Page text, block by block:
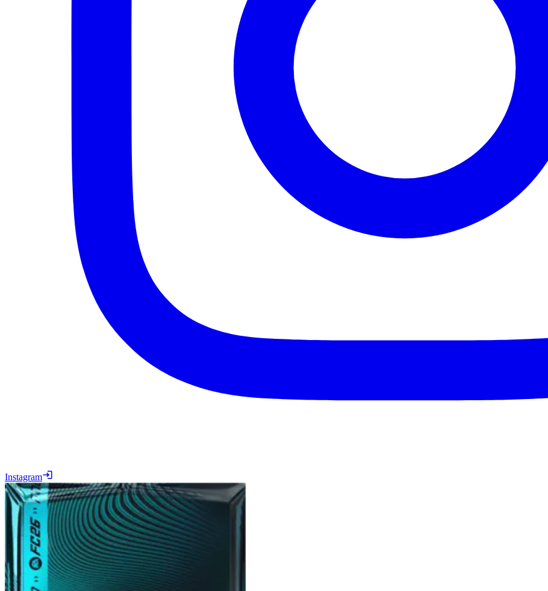
Instagram